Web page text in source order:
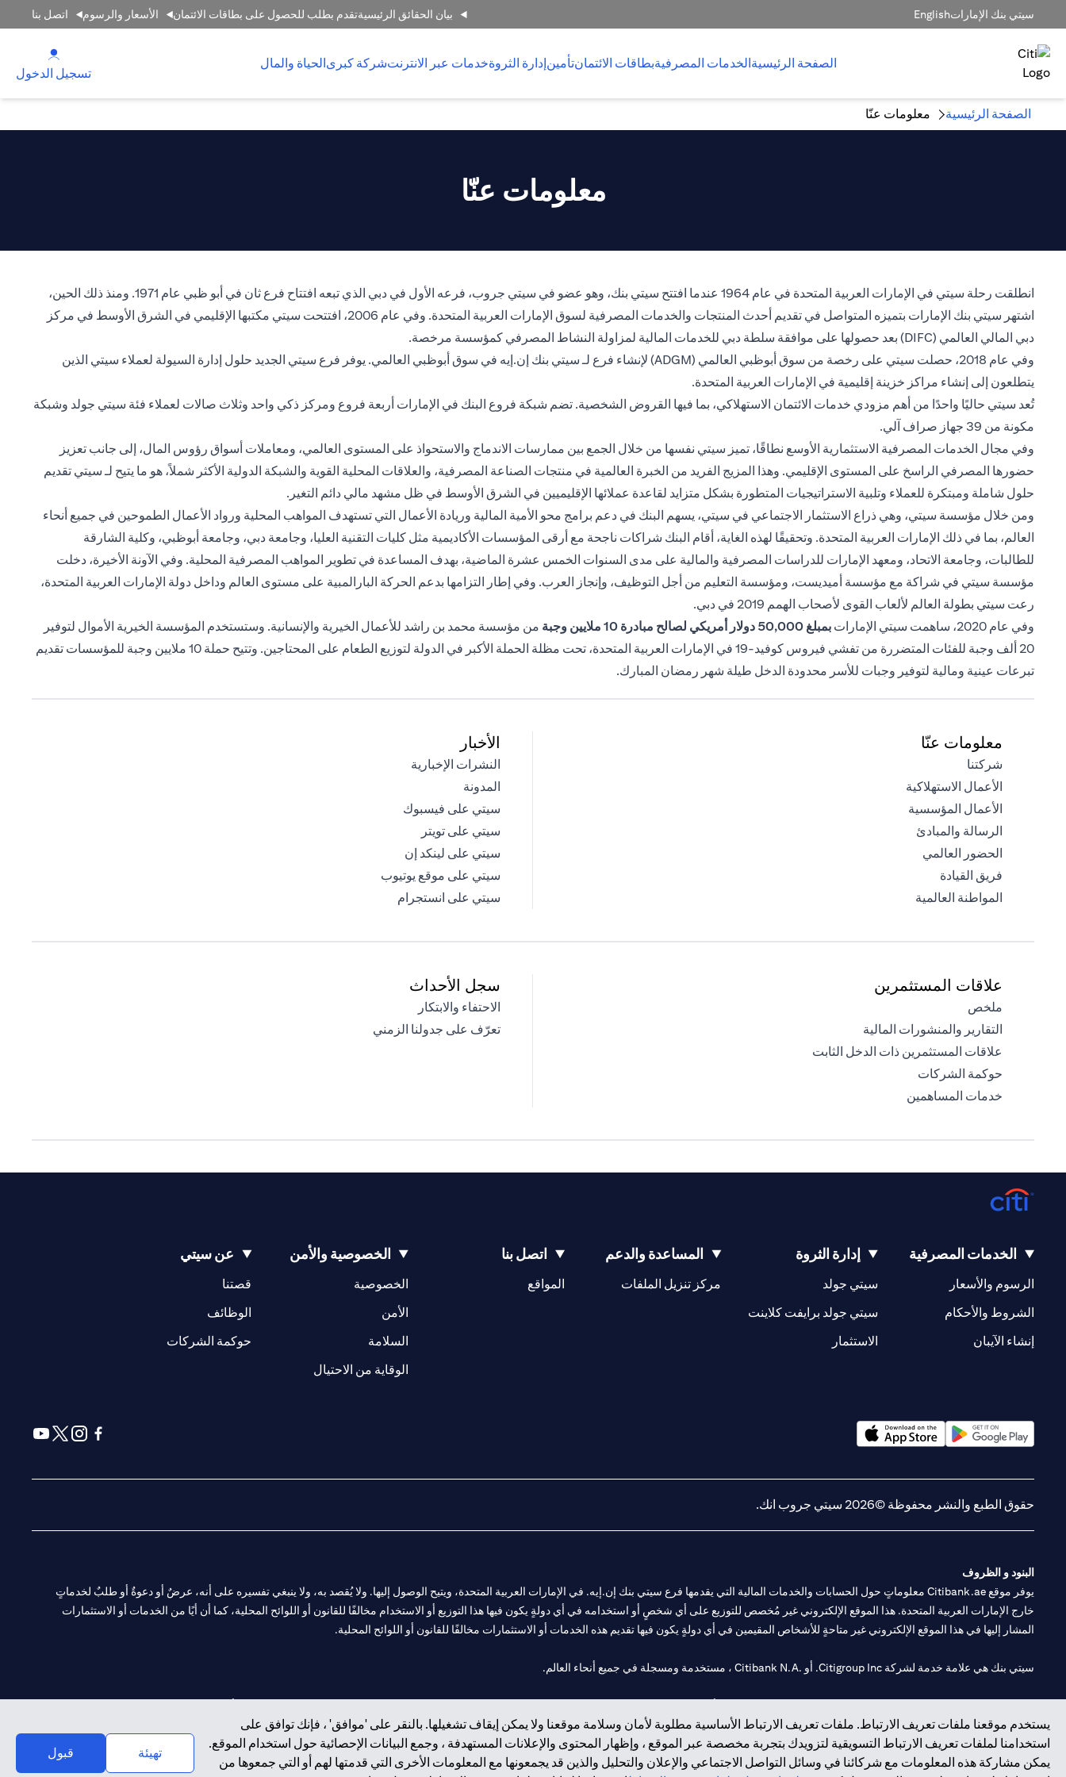
سيتي بنك الإماراتEnglish بيان الحقائق الرئيسيةتقدم بطلب للحصول على بطاقات الائتمان الأسعار والرسوم اتصل بنا
الصفحة الرئيسيةالخدمات المصرفيةبطاقات الائتمانتأمينإدارة الثروةخدمات عبر الانترنتشركة كبرىالحياة والمال
تسجيل الدخول
الصفحة الرئيسية معلومات عنّا
معلومات عنّا
انطلقت رحلة سيتي في الإمارات العربية المتحدة في عام 1964 عندما افتتح سيتي بنك، وهو عضو في سيتي جروب، فرعه الأول في دبي الذي تبعه افتتاح فرع ثان في أبو ظبي عام 1971. ومنذ ذلك الحين،
اشتهر سيتي بنك الإمارات بتميزه المتواصل في تقديم أحدث المنتجات والخدمات المصرفية لسوق الإمارات العربية المتحدة. وفي عام 2006، افتتحت سيتي مكتبها الإقليمي في الشرق الأوسط في مركز
دبي المالي العالمي (DIFC) بعد حصولها على موافقة سلطة دبي للخدمات المالية لمزاولة النشاط المصرفي كمؤسسة مرخصة.
وفي عام 2018، حصلت سيتي على رخصة من سوق أبوظبي العالمي (ADGM) لإنشاء فرع لـ سيتي بنك إن.إيه في سوق أبوظبي العالمي. يوفر فرع سيتي الجديد حلول إدارة السيولة لعملاء سيتي الذين
يتطلعون إلى إنشاء مراكز خزينة إقليمية في الإمارات العربية المتحدة.
تُعد سيتي حاليًا واحدًا من أهم مزودي خدمات الائتمان الاستهلاكي، بما فيها القروض الشخصية. تضم شبكة فروع البنك في الإمارات أربعة فروع ومركز ذكي واحد وثلاث صالات لعملاء فئة سيتي جولد وشبكة
مكونة من 39 جهاز صراف آلي.
وفي مجال الخدمات المصرفية الاستثمارية الأوسع نطاقًا، تميز سيتي نفسها من خلال الجمع بين ممارسات الاندماج والاستحواذ على المستوى العالمي، ومعاملات أسواق رؤوس المال، إلى جانب تعزيز
حضورها المصرفي الراسخ على المستوى الإقليمي. وهذا المزيج الفريد من الخبرة العالمية في منتجات الصناعة المصرفية، والعلاقات المحلية القوية والشبكة الدولية الأكثر شملاً، هو ما يتيح لـ سيتي تقديم
حلول شاملة ومبتكرة للعملاء وتلبية الاستراتيجيات المتطورة بشكل متزايد لقاعدة عملائها الإقليميين في الشرق الأوسط في ظل مشهد مالي دائم التغير.
ومن خلال مؤسسة سيتي، وهي ذراع الاستثمار الاجتماعي في سيتي، يسهم البنك في دعم برامج محو الأمية المالية وريادة الأعمال التي تستهدف المواهب المحلية ورواد الأعمال الطموحين في جميع أنحاء
العالم، بما في ذلك الإمارات العربية المتحدة. وتحقيقًا لهذه الغاية، أقام البنك شراكات ناجحة مع أرقى المؤسسات الأكاديمية مثل كليات التقنية العليا، وجامعة دبي، وجامعة أبوظبي، وكلية الشارقة
للطالبات، وجامعة الاتحاد، ومعهد الإمارات للدراسات المصرفية والمالية على مدى السنوات الخمس عشرة الماضية، بهدف المساعدة في تطوير المواهب المصرفية المحلية. وفي الآونة الأخيرة، دخلت
مؤسسة سيتي في شراكة مع مؤسسة أميديست، ومؤسسة التعليم من أجل التوظيف، وإنجاز العرب. وفي إطار التزامها بدعم الحركة البارالمبية على مستوى العالم وداخل دولة الإمارات العربية المتحدة،
رعت سيتي بطولة العالم لألعاب القوى لأصحاب الهمم 2019 في دبي.
وفي عام 2020، ساهمت سيتي الإمارات
بمبلغ 50,000 دولار أمريكي لصالح مبادرة 10 ملايين وجبة
من مؤسسة محمد بن راشد للأعمال الخيرية والإنسانية. وستستخدم المؤسسة الخيرية الأموال لتوفير
20 ألف وجبة للفئات المتضررة من تفشي فيروس كوفيد-19 في الإمارات العربية المتحدة، تحت مظلة الحملة الأكبر في الدولة لتوزيع الطعام على المحتاجين. وتتيح حملة 10 ملايين وجبة للمؤسسات تقديم
تبرعات عينية ومالية لتوفير وجبات للأسر محدودة الدخل طيلة شهر رمضان المبارك.
معلومات عنّا
شركتنا
الأعمال الاستهلاكية
الأعمال المؤسسية
الرسالة والمبادئ
الحضور العالمي
فريق القيادة
المواطنة العالمية
الأخبار
النشرات الإخبارية
المدونة
سيتي على فيسبوك
سيتي على تويتر
سيتي على لينكد إن
سيتي على موقع يوتيوب
سيتي على انستجرام
علاقات المستثمرين
ملخص
التقارير والمنشورات المالية
علاقات المستثمرين ذات الدخل الثابت
حوكمة الشركات
خدمات المساهمين
سجل الأحداث
الاحتفاء والابتكار
تعرّف على جدولنا الزمني
يستخدم موقعنا ملفات تعريف الارتباط. ملفات تعريف الارتباط الأساسية مطلوبة لأمان وسلامة موقعنا ولا يمكن إيقاف تشغيلها. بالنقر على 'موافق' ، فإنك توافق على
استخدامنا لملفات تعريف الارتباط التسويقية لتزويدك بتجربة مخصصة عبر الموقع ، وإظهار المحتوى والإعلانات المستهدفة ، وجمع البيانات الإحصائية حول استخدام الموقع.
يمكن مشاركة هذه المعلومات مع شركائنا في وسائل التواصل الاجتماعي والإعلان والتحليل والذين قد يجمعونها مع المعلومات الأخرى التي قدمتها لهم أو التي جمعوها من
تهيئة قبول
الخدمات المصرفية
الرسوم والأسعار
الشروط والأحكام
إنشاء الآيبان
إدارة الثروة
سيتي جولد
سيتي جولد برايفت كلاينت
الاستثمار
المساعدة والدعم
مركز تنزيل الملفات
اتصل بنا
المواقع
(opens in a new tab)
الخصوصية والأمن
الخصوصية
الأمن
السلامة
الوقاية من الاحتيال
عن سيتي
قصتنا
(opens in a new tab)
الوظائف
(opens in a new tab)
حوكمة الشركات
(opens in a new tab)
حقوق الطبع والنشر محفوظة ©2026 سيتي جروب انك.
البنود و الظروف
يوفر موقع Citibank.ae معلوماتٍ حول الحسابات والخدمات المالية التي يقدمها فرع سيتي بنك إن.إيه. في الإمارات العربية المتحدة، ويتيح الوصول إليها. ولا يُقصد به، ولا ينبغي تفسيره على أنه، عرضٌ أو دعوةٌ أو طلبٌ لخدماتٍ
خارج الإمارات العربية المتحدة. هذا الموقع الإلكتروني غير مُخصص للتوزيع على أي شخصٍ أو استخدامه في أي دولةٍ يكون فيها هذا التوزيع أو الاستخدام مخالفًا للقانون أو اللوائح المحلية، كما أن أيًا من الخدمات أو الاستثمارات
المشار إليها في هذا الموقع الإلكتروني غير متاحةٍ للأشخاص المقيمين في أي دولةٍ يكون فيها تقديم هذه الخدمات أو الاستثمارات مخالفًا للقانون أو اللوائح المحلية.
سيتي بنك هي علامة خدمة لشركة Citigroup Inc. أو .Citibank N.A ، مستخدمة ومسجلة في جميع أنحاء العالم.
فرع سيتي بنك إن إيه - الإمارات العربية المتحدة مرخص من مصرف الإمارات العربية المتحدة المركزي كفرع لبنك أجنبي.
وسيط تداول في الأسواق الدولية بموجب ترخيص رقم 20200000198 ج) إدارة المحافظ بموجب ترخيص رقم 20200000240 د) الحفظ بموجب ترخيص رقم 602003.